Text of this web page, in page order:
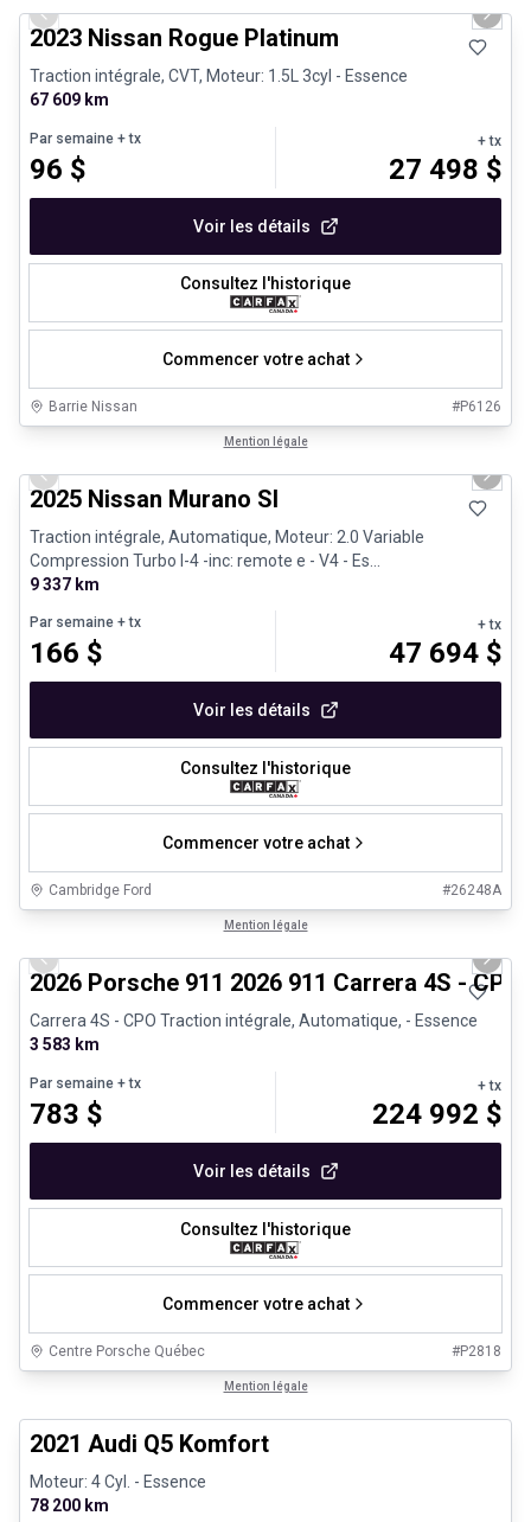
Previous slide Next
2023 Nissan Rogue Platinum
Traction intégrale, CVT, Moteur: 1.5L 3cyl - Essence
67 609 km
Par semaine + tx
96 $
+ tx
27 498 $
Voir les détails
Consultez l'historique
Commencer votre achat
Barrie Nissan #P6126
Mention légale
Previous slide Next
2025 Nissan Murano Sl
Traction intégrale, Automatique, Moteur: 2.0 Variable
Compression Turbo I-4 -inc: remote e - V4 - Es...
9 337 km
Par semaine + tx
166 $
+ tx
47 694 $
Voir les détails
Consultez l'historique
Commencer votre achat
Cambridge Ford #26248A
Mention légale
Véhicules d'occasion certifiés
Previous slide Next
2026 Porsche 911 2026 911 Carrera 4S - CPO
Carrera 4S - CPO Traction intégrale, Automatique, - Essence
3 583 km
Par semaine + tx
783 $
+ tx
224 992 $
Voir les détails
Consultez l'historique
Commencer votre achat
Centre Porsche Québec #P2818
Mention légale
2021 Audi Q5 Komfort
Moteur: 4 Cyl. - Essence
78 200 km